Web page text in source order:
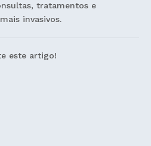
tratamentos e
invasivos.
este artigo!